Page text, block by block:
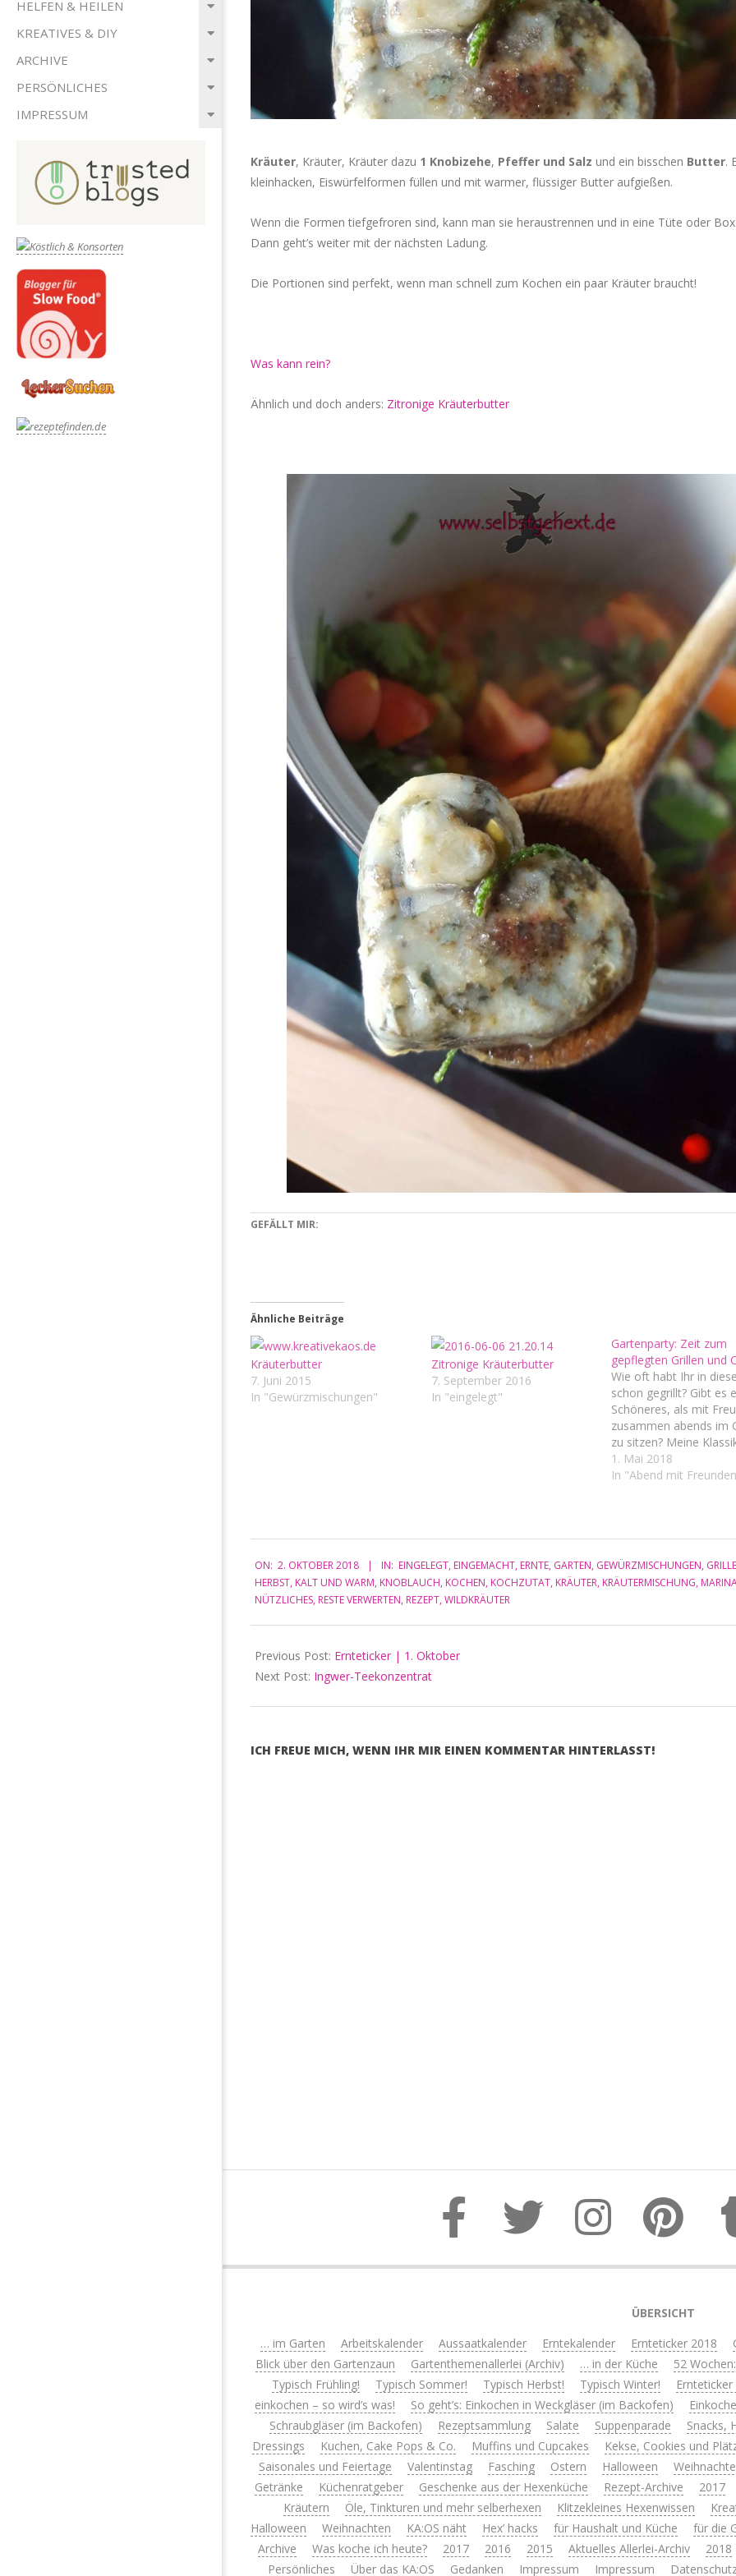
HELFEN & HEILEN
KREATIVES & DIY
ARCHIVE
PERSÖNLICHES
IMPRESSUM
Kräuter, Kräuter, Kräuter dazu 1 Knobizehe, Pfeffer und Salz und ein bisschen Butter.
kleinhacken, Eiswürfelformen füllen und mit warmer, flüssiger Butter aufgießen.
Wenn die Formen tiefgefroren sind, kann man sie heraustrennen und in eine Tüte oder
Dann geht’s weiter mit der nächsten Ladung.
Die Portionen sind perfekt, wenn man schnell zum Kochen ein paar Kräuter braucht!
Was kann rein?
Ähnlich und doch anders: Zitronige Kräuterbutter
GEFÄLLT MIR:
Ähnliche Beiträge
Kräuterbutter
7. Juni 2015
In "Gewürzmischungen"
Zitronige Kräuterbutter
7. September 2016
In "eingelegt"
Gartenparty: Zeit zum
gepflegten Grillen und
Wie oft habt Ihr in
schon gegrillt? Gibt es
Schöneres, als mit
zusammen abends im
zu sitzen? Meine
wenn der Grill ruft:
Fisch und Rind am
mit Kräutern…
1. Mai 2018
In "Abend mit
10-
02
ON: 2. OKTOBER 2018 IN: EINGELEGT, EINGEMACHT, ERNTE, GARTEN, GEWÜRZMISCHUNGEN,
HERBST, KALT UND WARM, KNOBLAUCH, KOCHEN, KOCHZUTAT, KRÄUTER, KRÄUTERMISCHUNG,
NÜTZLICHES, RESTE VERWERTEN, REZEPT, WILDKRÄUTER
Previous Post: Ernteticker | 1. Oktober
Next Post: Ingwer-Teekonzentrat
ICH FREUE MICH, WENN IHR MIR EINEN KOMMENTAR HINTERLASST!
ÜBERSICHT
… im Garten
Arbeitskalender Aussaatkalender Erntekalender Ernteticker 2018
Blick über den Gartenzaun
Gartenthemenallerlei (Archiv) … in der Küche 52
Typisch Frühling!
Typisch Sommer! Typisch Herbst! Typisch Winter! Ernteticker
einkochen – so wird’s was!
So geht’s: Einkochen in Weckgläser (im Backofen)
Schraubgläser (im Backofen)
Rezeptsammlung Salate Suppenparade Snacks,
Dressings
Kuchen, Cake Pops & Co. Muffins und Cupcakes Kekse, Cookies und
Saisonales und Feiertage
Valentinstag Fasching Ostern Halloween
Getränke
Küchenratgeber Geschenke aus der Hexenküche Rezept-Archive 2017
Kräutern
Öle, Tinkturen und mehr selberhexen Klitzekleines Hexenwissen
Halloween
Weihnachten KA:OS näht Hex’ hacks für Haushalt und Küche für die
Archive
Was koche ich heute? 2017 2016 2015 Aktuelles Allerlei-Archiv 2018
Persönliches
Über das KA:OS Gedanken Impressum Impressum